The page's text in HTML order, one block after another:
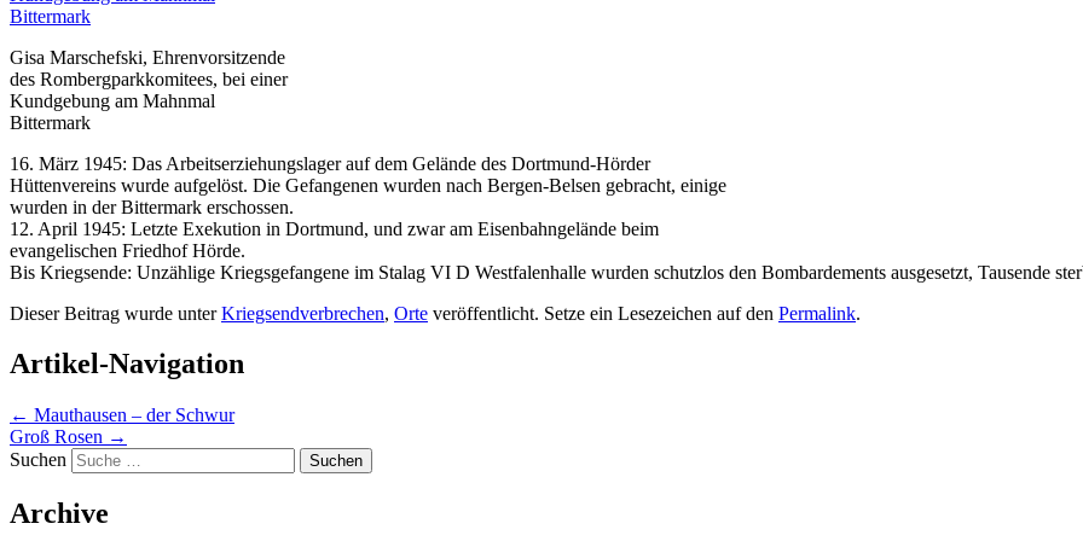
Gisa Marschefski, Ehrenvorsitzende
des Rombergparkkomitees, bei einer
Kundgebung am Mahnmal
Bittermark
16. März 1945: Das Arbeitserziehungslager auf dem Gelände des Dortmund-Hörder
Hüttenvereins wurde aufgelöst. Die Gefangenen wurden nach Bergen-Belsen gebracht, einige
wurden in der Bittermark erschossen.
12. April 1945: Letzte Exekution in Dortmund, und zwar am Eisenbahngelände beim
evangelischen Friedhof Hörde.
Bis Kriegsende: Unzählige Kriegsgefangene im Stalag VI D Westfalenhalle wurden schutzlos den Bombardements ausgesetzt, Tausende
Dieser Beitrag wurde unterKriegsendverbrechen, Orte veröffentlicht. Setze ein Lesezeichen auf den Permalink.
Artikel-Navigation
← Mauthausen – der Schwur
Groß Rosen →
Suchen
Archive